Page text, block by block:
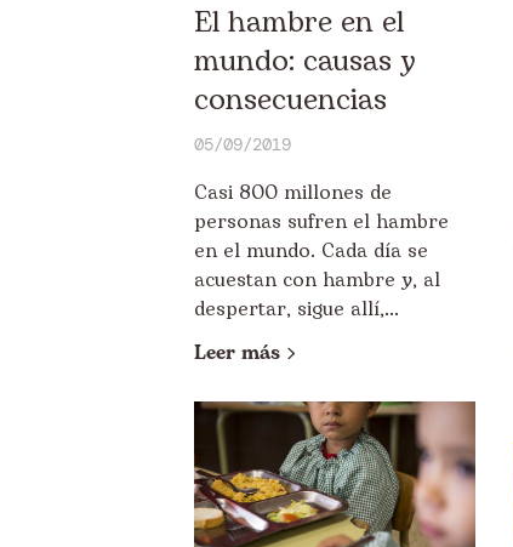
El hambre en el
mundo: causas y
consecuencias
05/09/2019
Casi 800 millones de
personas sufren el hambre
en el mundo. Cada día se
acuestan con hambre y, al
despertar, sigue allí,...
Leer más